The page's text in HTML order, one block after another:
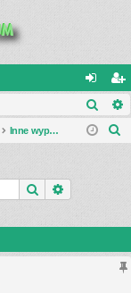
al
og
ar
ej
ę
Inne wyposażenie
j
Szukaj